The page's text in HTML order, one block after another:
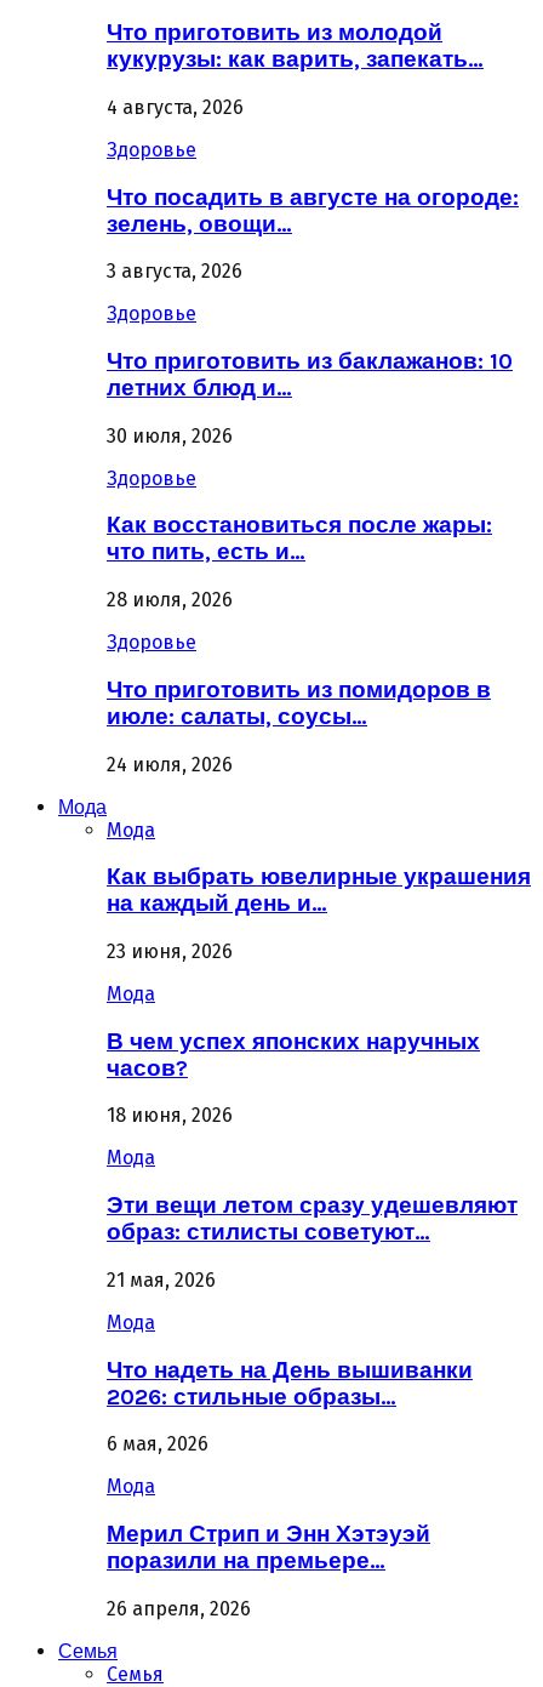
Что приготовить из молодой
кукурузы: как варить, запекать…
4 августа, 2026
Здоровье
Что посадить в августе на огороде:
зелень, овощи…
3 августа, 2026
Здоровье
Что приготовить из баклажанов: 10
летних блюд и…
30 июля, 2026
Здоровье
Как восстановиться после жары:
что пить, есть и…
28 июля, 2026
Здоровье
Что приготовить из помидоров в
июле: салаты, соусы…
24 июля, 2026
Мода
Мода
Как выбрать ювелирные украшения
на каждый день и…
23 июня, 2026
Мода
В чем успех японских наручных
часов?
18 июня, 2026
Мода
Эти вещи летом сразу удешевляют
образ: стилисты советуют…
21 мая, 2026
Мода
Что надеть на День вышиванки
2026: стильные образы…
6 мая, 2026
Мода
Мерил Стрип и Энн Хэтэуэй
поразили на премьере…
26 апреля, 2026
Семья
Семья